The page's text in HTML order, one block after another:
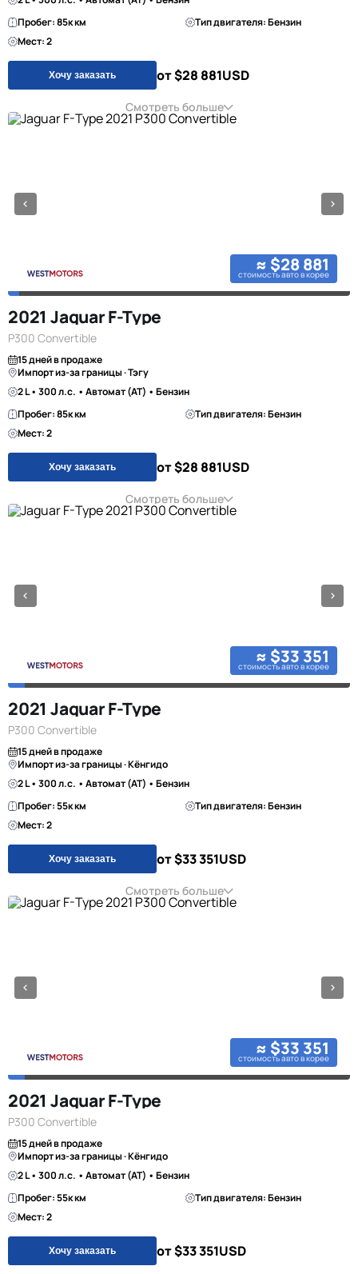
Пробег: 85к км
Тип двигателя: Бензин
Мест: 2
Хочу заказать от $28 881USD
Смотреть больше
≈ $28 881
стоимость авто в корее
2021 Jaguar F-Type
P300 Convertible
15 дней в продаже
Импорт из-за границы · Тэгу
2 L • 300 л.с. • Автомат (AT) • Бензин
Пробег: 85к км
Тип двигателя: Бензин
Мест: 2
Хочу заказать от $28 881USD
Смотреть больше
≈ $33 351
стоимость авто в корее
2021 Jaguar F-Type
P300 Convertible
15 дней в продаже
Импорт из-за границы · Кёнгидо
2 L • 300 л.с. • Автомат (AT) • Бензин
Пробег: 55к км
Тип двигателя: Бензин
Мест: 2
Хочу заказать от $33 351USD
Смотреть больше
≈ $33 351
стоимость авто в корее
2021 Jaguar F-Type
P300 Convertible
15 дней в продаже
Импорт из-за границы · Кёнгидо
2 L • 300 л.с. • Автомат (AT) • Бензин
Пробег: 55к км
Тип двигателя: Бензин
Мест: 2
Хочу заказать от $33 351USD